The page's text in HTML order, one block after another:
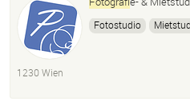
Fotostudio
1230 Wien